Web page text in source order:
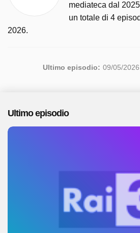
mediateca dal
un totale di 4
2026.
Ultimo episodio: 09/05/
Ultimo episodio